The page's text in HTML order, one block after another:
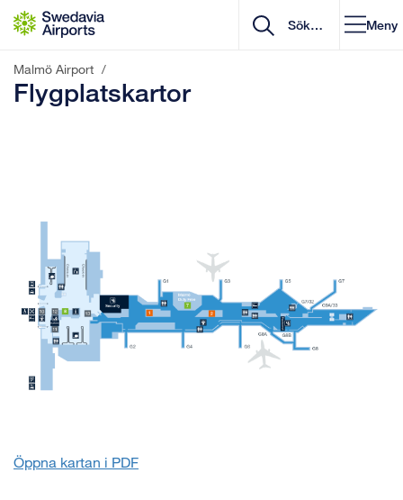
Gå till innehåll
Meny
Malmö Airport /
Flygplatskartor
Öppna kartan i PDF